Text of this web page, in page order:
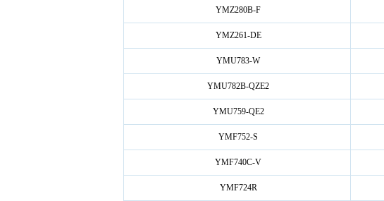
YMZ280B-F
YMZ261-DE
YMU783-W
YMU782B-QZE2
YMU759-QE2
YMF752-S
YMF740C-V
YMF724R